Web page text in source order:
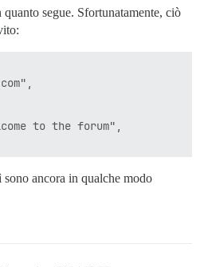
segue. Sfortunatamente, ciò
to the forum",
ancora in qualche modo